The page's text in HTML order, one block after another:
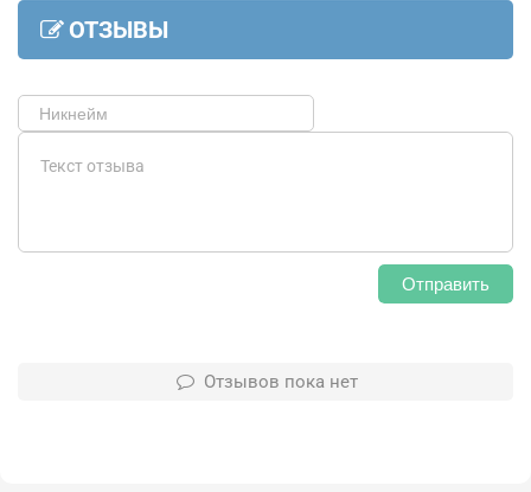
ОТЗЫВЫ
Отправить
Отзывов пока нет